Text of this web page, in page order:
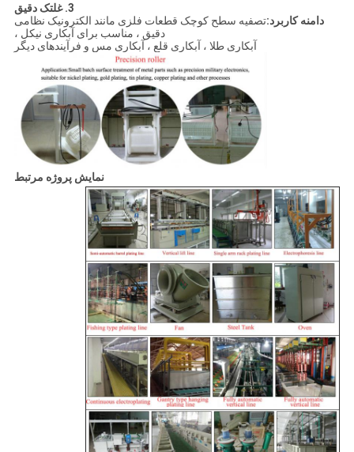
3. غلتک دقیق
دامنه کاربرد:تصفیه سطح کوچک قطعات فلزی مانند الکترونیک نظامی
دقیق ، مناسب برای آبکاری نیکل ،
آبکاری طلا ، آبکاری قلع ، آبکاری مس و فرآیندهای دیگر
نمایش پروژه مرتبط